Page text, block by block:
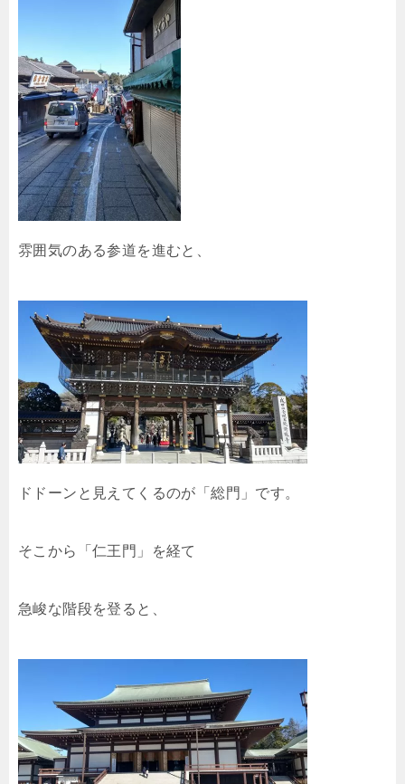
雰囲気のある参道を進むと、
ドドーンと見えてくるのが「総門」です。
そこから「仁王門」を経て
急峻な階段を登ると、